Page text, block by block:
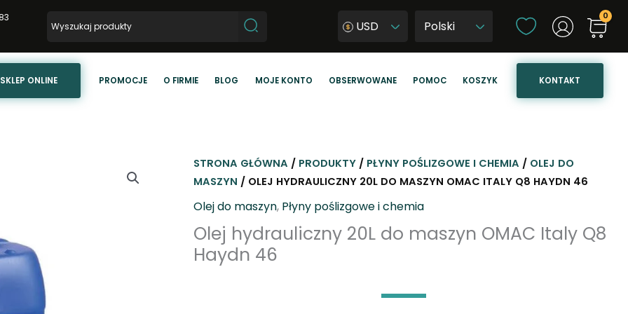
USD
e
ę
z
k
y
j
ę
k
SKLEP ONLINE PROMOCJE O FIRMIE BLOG MOJE KONTO OBSERWOWANE POMOC KOSZYK KONTAKT
STRONA GŁÓWNA / PRODUKTY / PŁYNY POŚLIZGOWE I CHEMIA / OLEJ DO
MASZYN / OLEJ HYDRAULICZNY 20L DO MASZYN OMAC ITALY Q8 HAYDN 46
Olej do maszyn, Płyny poślizgowe i chemia
Olej hydrauliczny 20L do maszyn OMAC Italy Q8
Haydn 46